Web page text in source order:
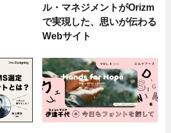
ル・マネジメントがOrizm
で実現した、思いが伝わる
Webサイト